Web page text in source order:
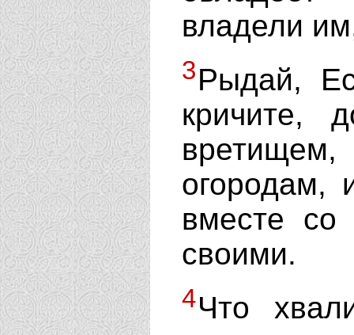
владели
3Рыдай,
кричите,
вретищем,
огородам,
вместе со
своими.
4Что